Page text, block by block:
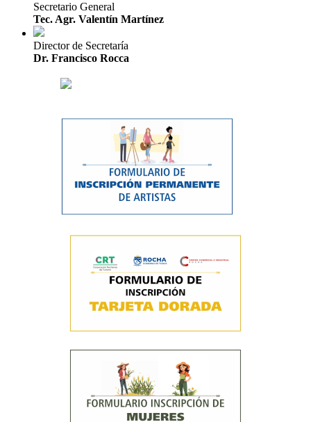
Secretario General
Tec. Agr. Valentín Martínez
Director de Secretaría
Dr. Francisco Rocca